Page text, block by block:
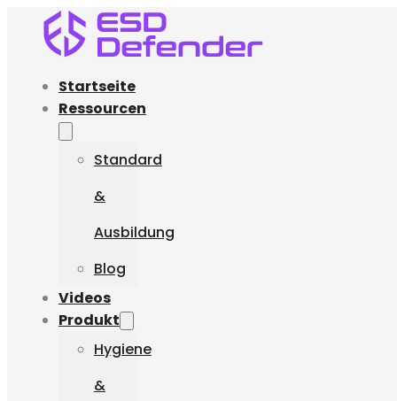
Startseite
Ressourcen
Standard
&
Ausbildung
Blog
Videos
Produkt
Hygiene
&